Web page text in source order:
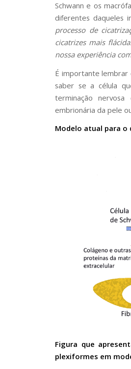
Schwann e os
diferentes daqueles
processo de
cicatrizes mais
nossa experiência
É importante
saber se a célula
terminação
embrionária da pele
Modelo atual para
Figura que
plexiformes em